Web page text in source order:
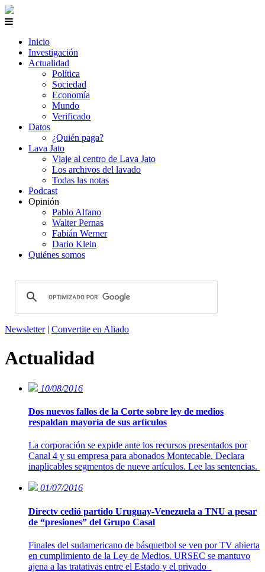
Inicio
Investigación
Actualidad
Política
Sociedad
Economía
Mundo
Verificado
Datos
¿Quién paga?
Lava Jato
Viaje al centro de Lava Jato
Los archivos del lavado
Todas las notas
Podcast
Opinión
Pablo Alfano
Walter Pernas
Fabián Werner
Dario Klein
Quiénes somos
Newsletter| Convertite en Aliado
Actualidad
10/08/2016
Dos nuevos fallos de la Corte sobre ley de medios
respaldan mayoría de sus artículos
La corporación se expide ante los recursos presentados por
Canal 4 y su empresa para abonados Montecable. Declara
inaplicables segmentos de nueve artículos. Lee las sentencias.
01/07/2016
Directv cedió partido Uruguay-Venezuela a TNU a pesar
de “presiones” del Grupo Casal
Finales del sudamericano de básquetbol se ven por TV abierta
en cumplimiento de la Ley de Medios. URSEC se mantuvo
ajena a las tratativas entre el Estado y el privado